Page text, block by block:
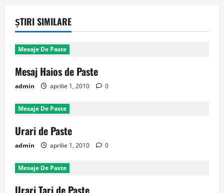
ȘTIRI SIMILARE
Mesaje De Paste
Mesaj Haios de Paste
admin aprilie 1, 2010 0
Mesaje De Paste
Urari de Paste
admin aprilie 1, 2010 0
Mesaje De Paste
Urari Tari de Paste